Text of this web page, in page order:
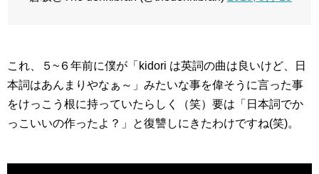
これ、５~６年前に僕が「kidori は英詞の曲は良いけど、日
本詞はあんまりやなぁ～」みたいな事を偉そうに言った事
をけっこう根に持っていたらしく（笑）要は「日本詞でか
っこいいの作ったよ？」と復讐しにきたわけですね(笑)。